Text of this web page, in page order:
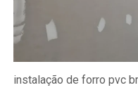
instalação de forro pvc